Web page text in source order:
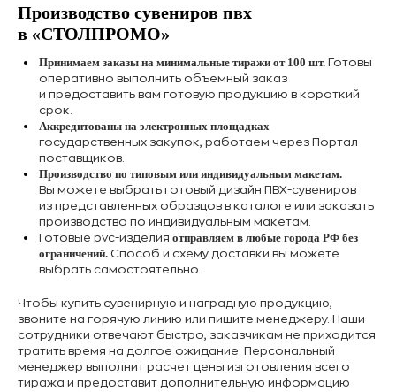
Производство сувениров пвх
в «СТОЛПРОМО»
Принимаем заказы на минимальные тиражи от 100 шт. Готовы
оперативно выполнить объемный заказ
и предоставить вам готовую продукцию в короткий
срок.
Аккредитованы на электронных площадках
государственных закупок, работаем через Портал
поставщиков.
Производство по типовым или индивидуальным макетам.
Вы можете выбрать готовый дизайн ПВХ-сувениров
из представленных образцов в каталоге или заказать
производство по индивидуальным макетам.
Готовые pvc-изделия отправляем в любые города РФ без
ограничений. Способ и схему доставки вы можете
выбрать самостоятельно.
Чтобы купить сувенирную и наградную продукцию,
звоните на горячую линию или пишите менеджеру. Наши
сотрудники отвечают быстро, заказчикам не приходится
тратить время на долгое ожидание. Персональный
менеджер выполнит расчет цены изготовления всего
тиража и предоставит дополнительную информацию